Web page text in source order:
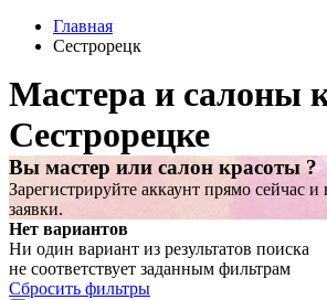
Главная
Сестрорецк
Мастера и салоны
Сестрорецке
Вы мастер или салон красоты ?
Зарегистрируйте аккаунт прямо сейчас
заявки.
Нет вариантов
Ни один вариант из результатов поиска
не соответствует заданным фильтрам
Сбросить фильтры